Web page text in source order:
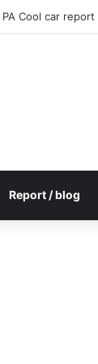
PA Cool car
Report / blog